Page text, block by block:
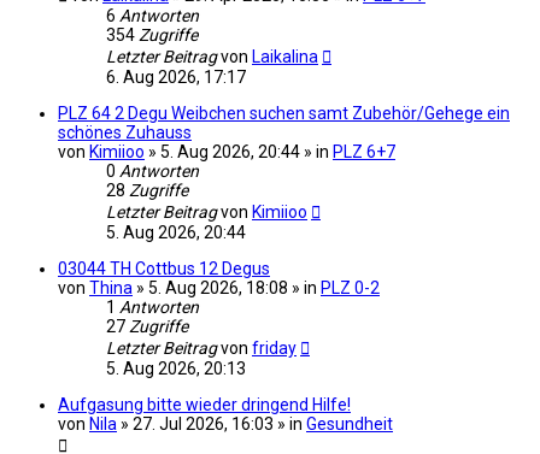
6 Antworten
354 Zugriffe
Letzter Beitragvon Laikalina
6. Aug 2026, 17:17
PLZ 64 2 Degu Weibchen suchen samt Zubehör/Gehege ein
schönes Zuhauss
von Kimiioo » 5. Aug 2026, 20:44 » in PLZ 6+7
0 Antworten
28 Zugriffe
Letzter Beitragvon Kimiioo
5. Aug 2026, 20:44
03044 TH Cottbus 12 Degus
von Thina » 5. Aug 2026, 18:08 » in PLZ 0-2
1 Antworten
27 Zugriffe
Letzter Beitragvon friday
5. Aug 2026, 20:13
Aufgasung bitte wieder dringend Hilfe!
von Nila » 27. Jul 2026, 16:03 » in Gesundheit